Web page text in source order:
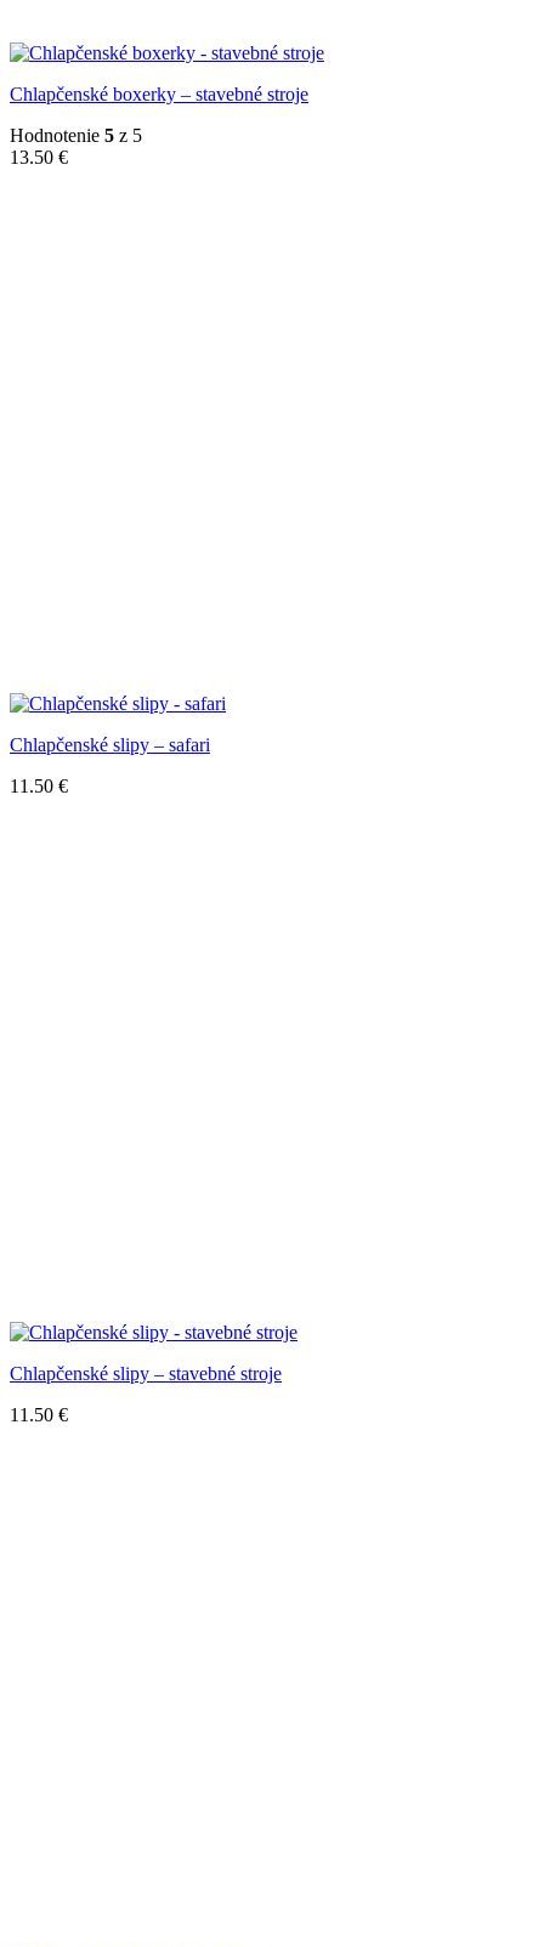
Chlapčenské boxerky – stavebné stroje
Hodnotenie 5 z 5
13.50 €
Chlapčenské slipy – safari
11.50 €
Chlapčenské slipy – stavebné stroje
11.50 €